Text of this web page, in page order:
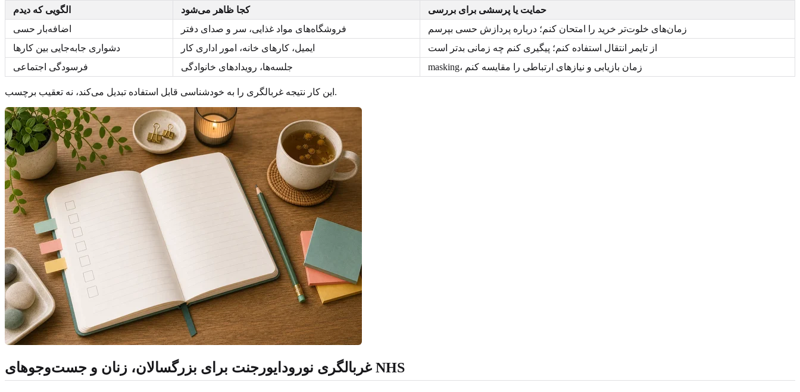
الگویی که دیدم کجا ظاهر می‌شود
حمایت یا پرسشی برای بررسی
اضافه‌بار حسی
فروشگاه‌های مواد غذایی، سر و صدای دفتر
زمان‌های خلوت‌تر خرید را امتحان کنم؛ درباره پردازش حسی بپرسم
دشواری جابه‌جایی بین کارها
ایمیل، کارهای خانه، امور اداری کار
از تایمر انتقال استفاده کنم؛ پیگیری کنم چه زمانی بدتر است
فرسودگی اجتماعی
جلسه‌ها، رویدادهای خانوادگی masking، زمان بازیابی و نیازهای ارتباطی را مقایسه کنم
این کار نتیجه غربالگری را به خودشناسی قابل استفاده تبدیل می‌کند، نه تعقیب برچسب.
غربالگری نورودایورجنت برای بزرگسالان، زنان و جست‌وجوهای NHS